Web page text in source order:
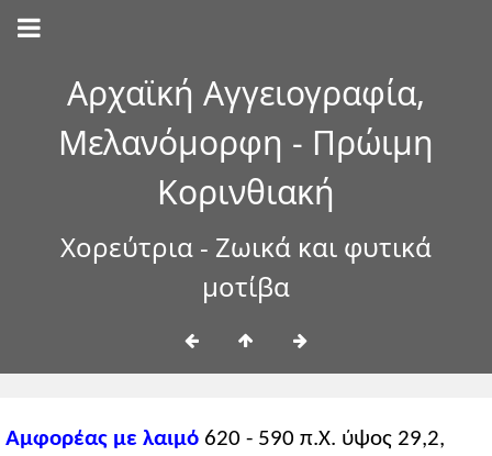
Αρχαϊκή Αγγειογραφία,
Μελανόμορφη - Πρώιμη
Κορινθιακή
Χορεύτρια - Ζωικά και φυτικά
μοτίβα
Αμφορέας με λαιμό 620 - 590 π.Χ. ύψος 29,2,